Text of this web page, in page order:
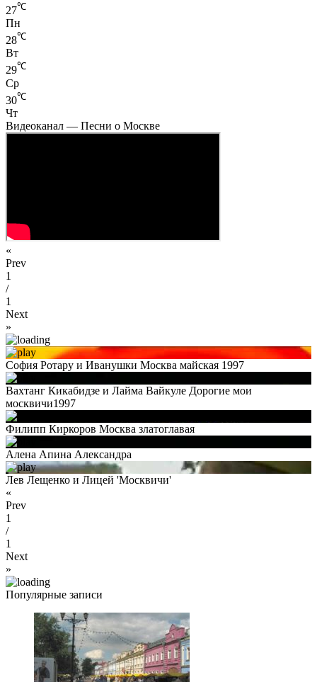
27℃
Пн
28℃
Вт
29℃
Ср
30℃
Чт
Видеоканал — Песни о Москве
«
Prev
1
/
1
Next
»
София Ротару и Иванушки Москва майская 1997
Вахтанг Кикабидзе и Лайма Вайкуле Дорогие мои
москвичи1997
Филипп Киркоров Москва златоглавая
Алена Апина Александра
Лев Лещенко и Лицей 'Москвичи'
«
Prev
1
/
1
Next
»
Популярные записи